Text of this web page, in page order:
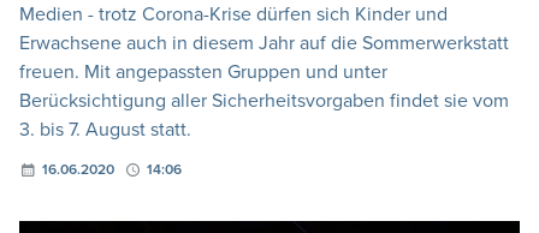
Medien - trotz Corona-Krise dürfen sich Kinder und
Erwachsene auch in diesem Jahr auf die Sommerwerkstatt
freuen. Mit angepassten Gruppen und unter
Berücksichtigung aller Sicherheitsvorgaben findet sie vom
3. bis 7. August statt.
16.06.2020 14:06